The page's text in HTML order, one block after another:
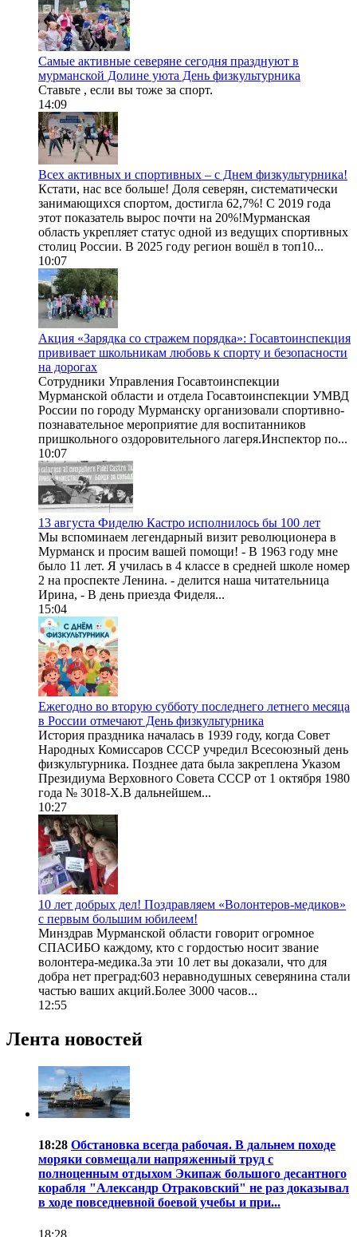
Самые активные северяне сегодня празднуют в
мурманской Долине уюта День физкультурника
Ставьте , если вы тоже за спорт.
14:09
Всех активных и спортивных – с Днем физкультурника!
Кстати, нас все больше! Доля северян, систематически
занимающихся спортом, достигла 62,7%! С 2019 года
этот показатель вырос почти на 20%!Мурманская
область укрепляет статус одной из ведущих спортивных
столиц России. В 2025 году регион вошёл в топ10...
10:07
Акция «Зарядка со стражем порядка»: Госавтоинспекция
прививает школьникам любовь к спорту и безопасности
на дорогах
Сотрудники Управления Госавтоинспекции
Мурманской области и отдела Госавтоинспекции УМВД
России по городу Мурманску организовали спортивно-
познавательное мероприятие для воспитанников
пришкольного оздоровительного лагеря.Инспектор по...
10:07
13 августа Фиделю Кастро исполнилось бы 100 лет
Мы вспоминаем легендарный визит революционера в
Мурманск и просим вашей помощи! - В 1963 году мне
было 11 лет. Я училась в 4 классе в средней школе номер
2 на проспекте Ленина. - делится наша читательница
Ирина, - В день приезда Фиделя...
15:04
Ежегодно во вторую субботу последнего летнего месяца
в России отмечают День физкультурника
История праздника началась в 1939 году, когда Совет
Народных Комиссаров СССР учредил Всесоюзный день
физкультурника. Позднее дата была закреплена Указом
Президиума Верховного Совета СССР от 1 октября 1980
года № 3018-X.В дальнейшем...
10:27
10 лет добрых дел! Поздравляем «Волонтеров-медиков»
с первым большим юбилеем!
Минздрав Мурманской области говорит огромное
СПАСИБО каждому, кто с гордостью носит звание
волонтера-медика.За эти 10 лет вы доказали, что для
добра нет преград:603 неравнодушных северянина стали
частью ваших акций.Более 3000 часов...
12:55
Лента новостей
18:28 Обстановка всегда рабочая. В дальнем походе
моряки совмещали напряженный труд с
полноценным отдыхом Экипаж большого десантного
корабля "Александр Отраковский" не раз доказывал
в ходе повседневной боевой учебы и при...
18:28